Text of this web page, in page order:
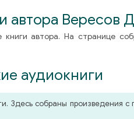
автора Вересов
автора. На странице
аудиокниги
Здесь собраны